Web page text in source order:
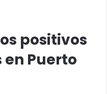
positivos
Puerto